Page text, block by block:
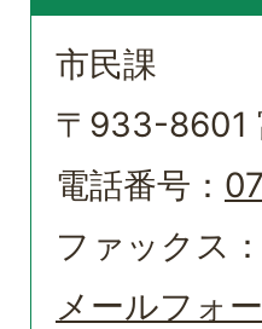
市民課
〒933-8601
電話番号：
ファックス：
メールフォ